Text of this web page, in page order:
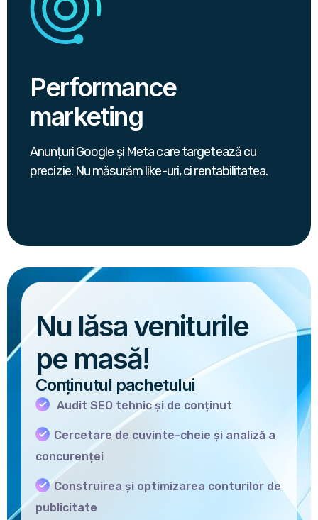
Performance
marketing
Anunțuri Google și Meta care targetează cu
precizie. Nu măsurăm like-uri, ci rentabilitatea.
Nu lăsa veniturile
pe masă!
Conținutul pachetului
Audit SEO tehnic și de conținut
Cercetare de cuvinte-cheie și analiză a
concurenței
Construirea și optimizarea conturilor de
publicitate